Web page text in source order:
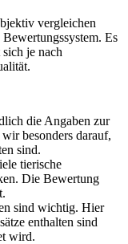
vergleichen
Es
je nach
die Angaben zur
besonders darauf,
sind.
tierische
Die Bewertung
sind wichtig. Hier
enthalten sind
wird.